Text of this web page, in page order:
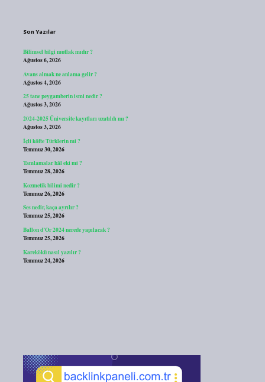
Son Yazılar
Bilimsel bilgi mutlak mıdır ?
Ağustos 6, 2026
Avans almak ne anlama gelir ?
Ağustos 4, 2026
25 tane peygamberin ismi nedir ?
Ağustos 3, 2026
2024-2025 Üniversite kayıtları uzatıldı mı ?
Ağustos 3, 2026
İçli köfte Türklerin mi ?
Temmuz 30, 2026
Tamlamalar hâl eki mi ?
Temmuz 28, 2026
Kozmetik bilimi nedir ?
Temmuz 26, 2026
Ses nedir, kaça ayrılır ?
Temmuz 25, 2026
Ballon d’Or 2024 nerede yapılacak ?
Temmuz 25, 2026
Karekökü nasıl yazılır ?
Temmuz 24, 2026